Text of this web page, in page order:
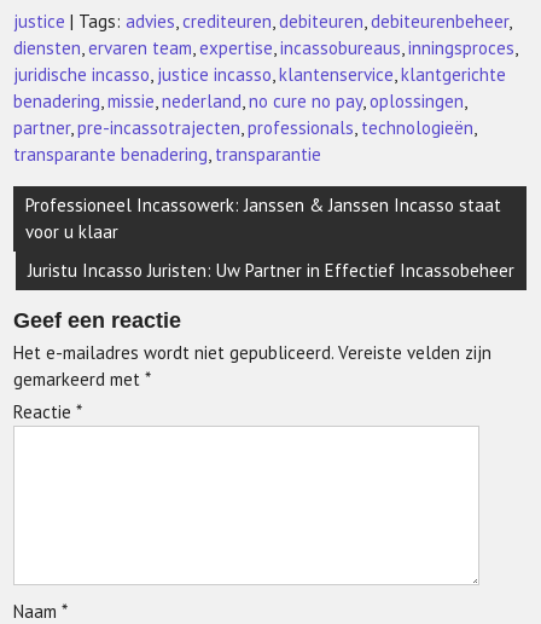
justice | Tags:advies,crediteuren,debiteuren,debiteurenbeheer,
diensten,ervaren team,expertise,incassobureaus,inningsproces,
juridische incasso, justice incasso,klantenservice,klantgerichte
benadering,missie,nederland,no cure no pay,oplossingen,
partner,pre-incassotrajecten,professionals, technologieën,
transparante benadering, transparantie
Berichtnavigatie
Professioneel Incassowerk: Janssen & Janssen Incasso staat
voor u klaar
Juristu Incasso Juristen: Uw Partner in Effectief Incassobeheer
Geef een reactie
Het e-mailadres wordt niet gepubliceerd. Vereiste velden zijn
gemarkeerd met*
Reactie*
Naam*